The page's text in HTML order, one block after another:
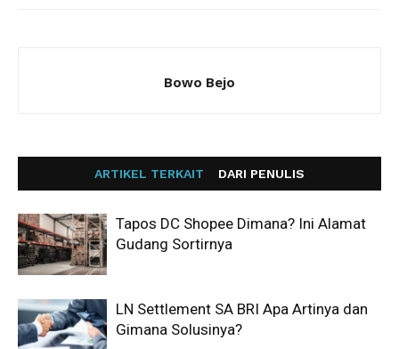
Bowo Bejo
ARTIKEL TERKAIT DARI PENULIS
Tapos DC Shopee Dimana? Ini Alamat
Gudang Sortirnya
LN Settlement SA BRI Apa Artinya dan
Gimana Solusinya?